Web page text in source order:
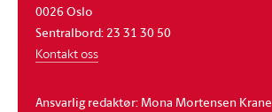
0026 Oslo
Sentralbord: 23 31 30 50
Kontakt oss
Ansvarlig redaktør: Mona Mortensen Krane